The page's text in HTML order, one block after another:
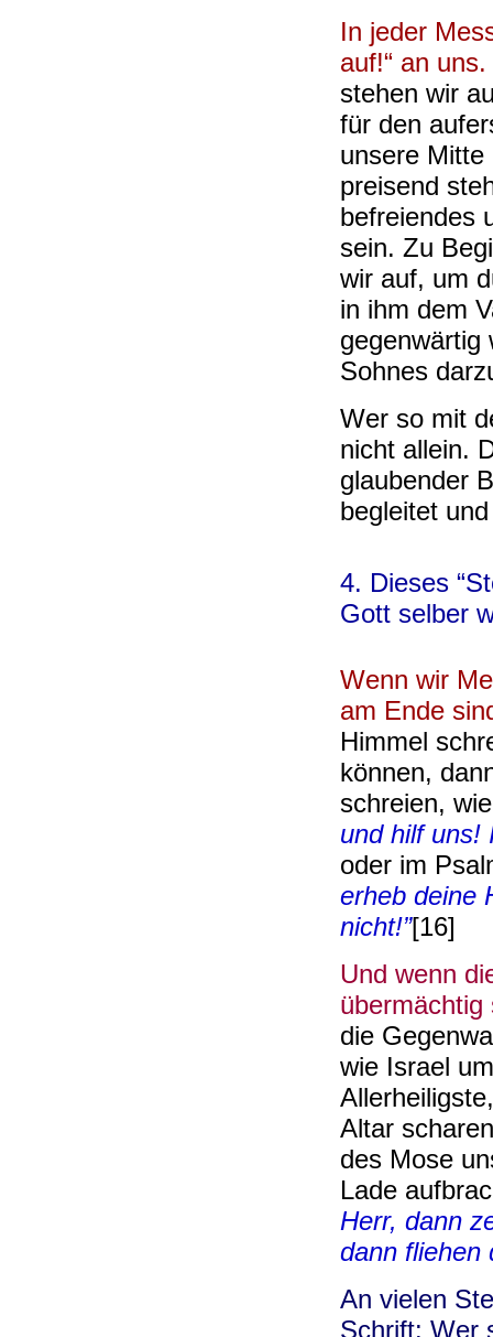
In jeder
auf!“ an uns.
stehen wir
für den
unsere
preisend
befreiendes
sein. Zu
wir auf, um
in ihm dem
gegenwärtig
Sohnes
Wer so mit
nicht allein.
glaubender
begleitet
4. Dieses
Gott selber
Wenn wir
am Ende
Himmel
können,
schreien,
und hilf uns!
oder im
erheb deine
nicht!”[16]
Und wenn
übermächtig
die
wie Israel
Altar
des Mose
Lade
Herr, dann
dann fliehen
An vielen
Schrift: Wer